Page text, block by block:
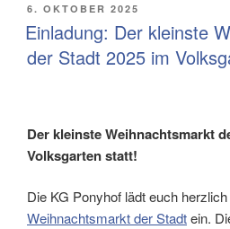
VERÖFFENTLICHT
AM
6. OKTOBER 2025
Einladung: Der kleinste
der Stadt 2025 im
Der kleinste Weihnachtsmarkt
Volksgarten statt!
Die KG Ponyhof lädt euch
Weihnachtsmarkt der Stadtein.